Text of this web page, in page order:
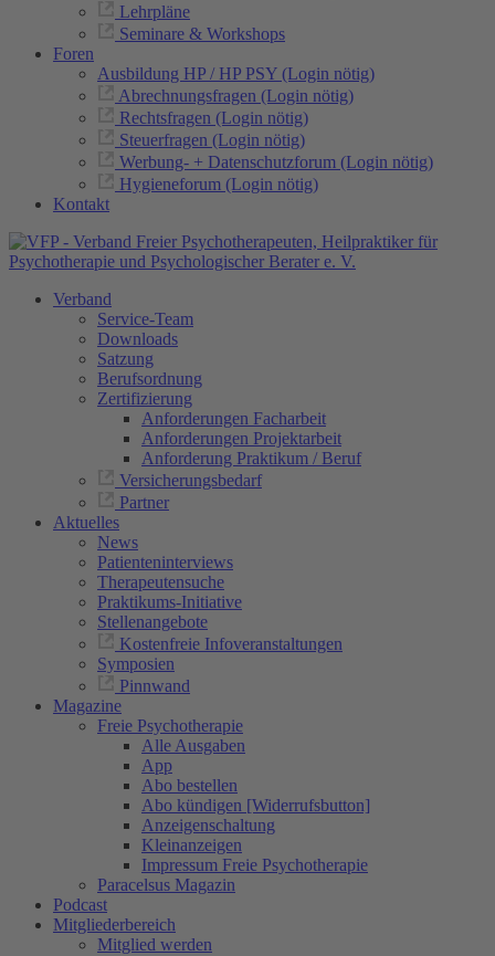
Lehrpläne
Seminare & Workshops
Foren
Ausbildung HP / HP PSY (Login nötig)
Abrechnungsfragen (Login nötig)
Rechtsfragen (Login nötig)
Steuerfragen (Login nötig)
Werbung- + Datenschutzforum (Login nötig)
Hygieneforum (Login nötig)
Kontakt
Verband
Service-Team
Downloads
Satzung
Berufsordnung
Zertifizierung
Anforderungen Facharbeit
Anforderungen Projektarbeit
Anforderung Praktikum / Beruf
Versicherungsbedarf
Partner
Aktuelles
News
Patienteninterviews
Therapeutensuche
Praktikums-Initiative
Stellenangebote
Kostenfreie Infoveranstaltungen
Symposien
Pinnwand
Magazine
Freie Psychotherapie
Alle Ausgaben
App
Abo bestellen
Abo kündigen [Widerrufsbutton]
Anzeigenschaltung
Kleinanzeigen
Impressum Freie Psychotherapie
Paracelsus Magazin
Podcast
Mitgliederbereich
Mitglied werden